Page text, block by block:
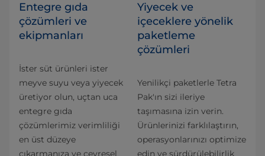
Entegre gıda
çözümleri ve
ekipmanları
İster süt ürünleri ister
meyve suyu veya yiyecek
üretiyor olun, uçtan uca
entegre gıda
çözümlerimiz verimliliği
en üst düzeye
çıkarmanıza ve çevresel
Yiyecek ve
içeceklere yönelik
paketleme
çözümleri
Yenilikçi paketlerle Tetra
Pak'ın sizi ileriye
taşımasına izin verin.
Ürünlerinizi farklılaştırın,
operasyonlarınızı optimize
edin ve sürdürülebilirlik